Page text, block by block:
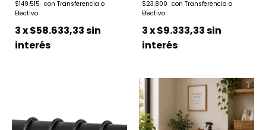
$149.515
3x$58.633,33sin
interés
$23.800
3x$9.333,33sin
interés